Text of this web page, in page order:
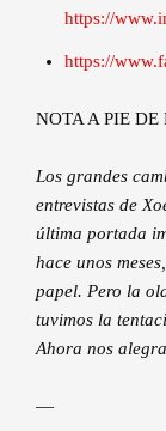
https://
https://
NOTA A PIE DE
Los grandes
entrevistas de
última portada
hace unos
papel. Pero la
tuvimos la
Ahora nos
—